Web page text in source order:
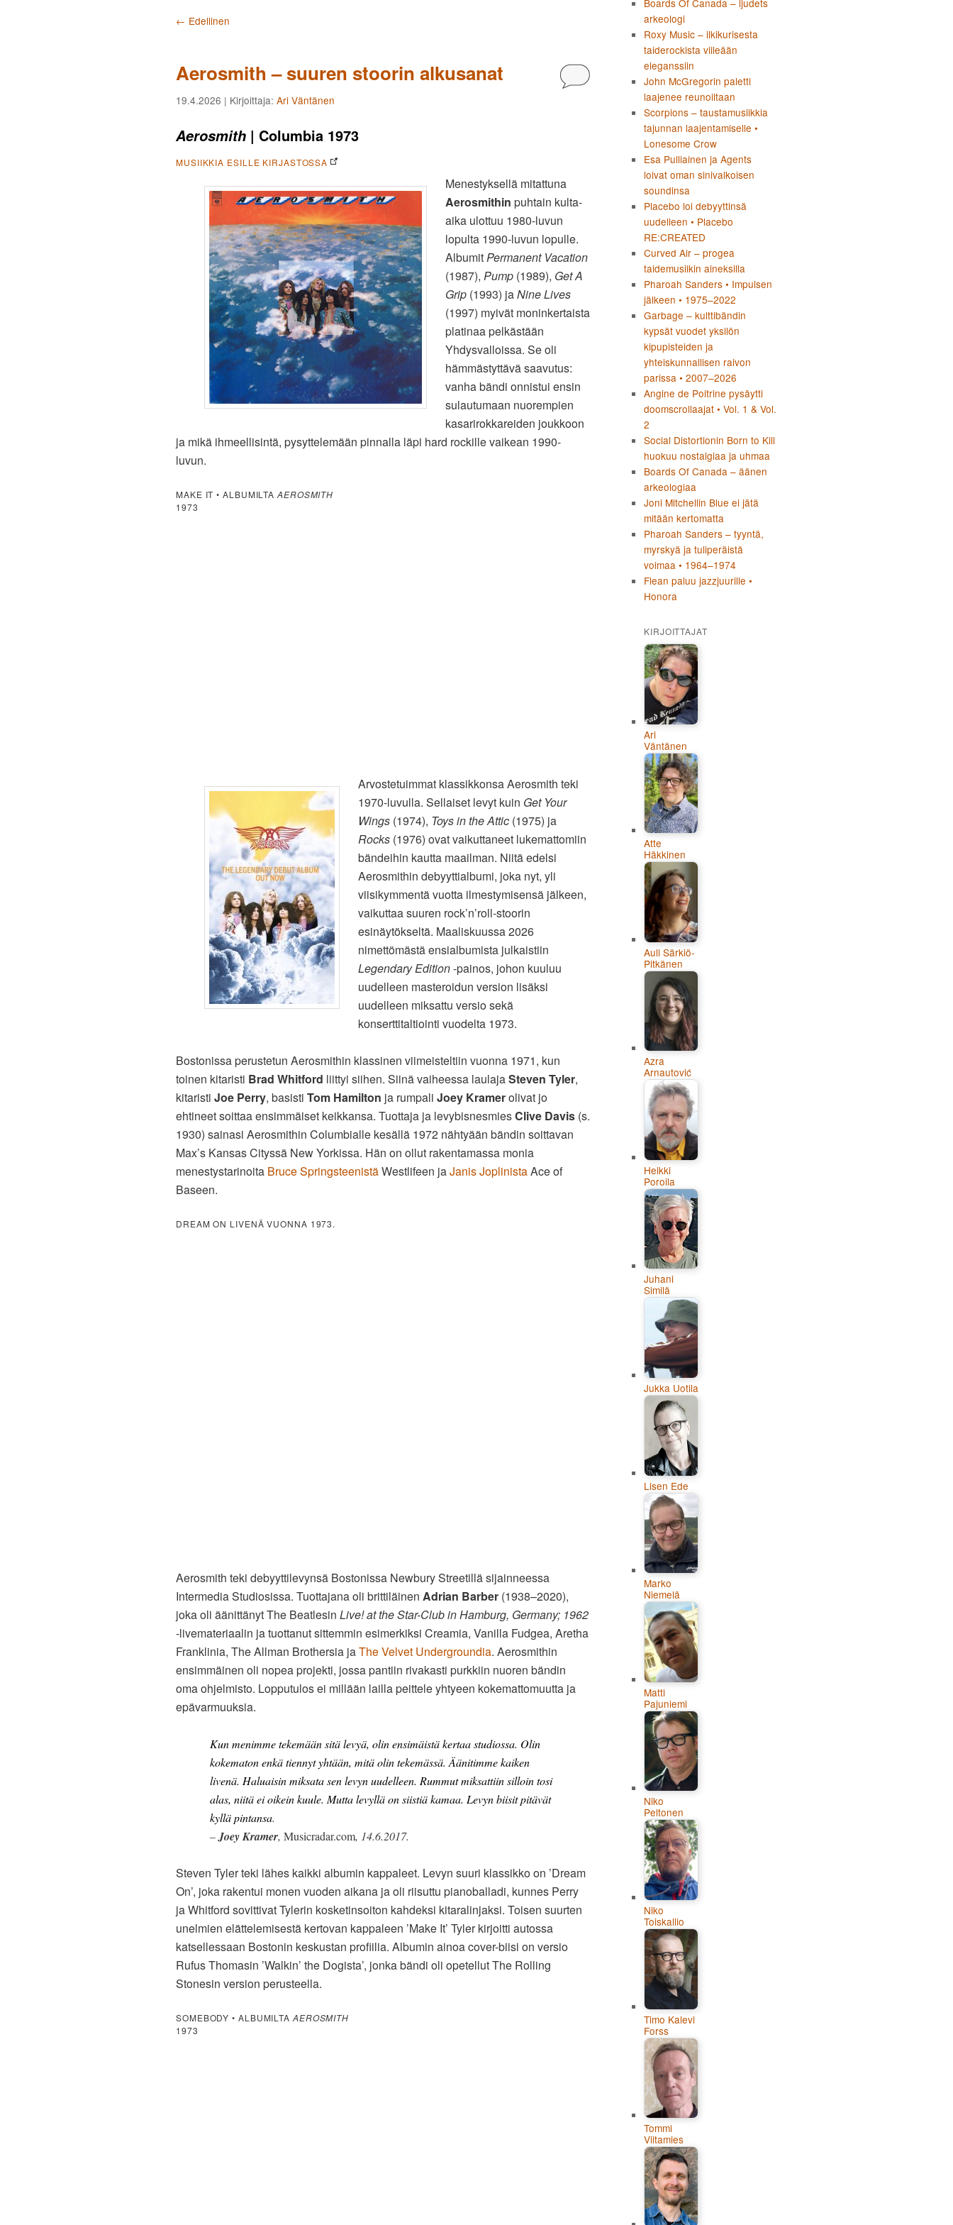
Artikkelien selaus
← Edellinen
Aerosmith – suuren stoorin alkusanat Kommentoi
19.4.2026 | Kirjoittaja: Ari Väntänen
Aerosmith | Columbia 1973
MUSIIKKIA ESILLE KIRJASTOSSA
Menestyksellä mitattuna
Aerosmithin puhtain kulta-
aika ulottuu 1980-luvun
lopulta 1990-luvun lopulle.
AlbumitPermanent Vacation
(1987), Pump (1989), Get A
Grip (1993) jaNine Lives
(1997) myivät moninkertaista
platinaa pelkästään
Yhdysvalloissa. Se oli
hämmästyttävä saavutus:
vanha bändi onnistui ensin
sulautumaan nuorempien
kasarirokkareiden joukkoon
ja mikä ihmeellisintä, pysyttelemään pinnalla läpi hard rockille vaikean 1990-
luvun.
MAKE IT • ALBUMILTA AEROSMITH
1973
Arvostetuimmat klassikkonsa Aerosmith teki
1970-luvulla. Sellaiset levyt kuin Get Your
Wings (1974), Toys in the Attic (1975) ja
Rocks (1976) ovat vaikuttaneet lukemattomiin
bändeihin kautta maailman. Niitä edelsi
Aerosmithin debyyttialbumi, joka nyt, yli
viisikymmentä vuotta ilmestymisensä jälkeen,
vaikuttaa suuren rock’n’roll-stoorin
esinäytökseltä. Maaliskuussa 2026
nimettömästä ensialbumista julkaistiin
Legendary Edition-painos, johon kuuluu
uudelleen masteroidun version lisäksi
uudelleen miksattu versio sekä
konserttitaltiointi vuodelta 1973.
Bostonissa perustetun Aerosmithin klassinen viimeisteltiin vuonna 1971, kun
toinen kitaristi Brad Whitford liittyi siihen. Siinä vaiheessa laulajaSteven Tyler,
kitaristi Joe Perry, basisti Tom Hamilton ja rumpali Joey Kramerolivat jo
ehtineet soittaa ensimmäiset keikkansa. Tuottaja ja levybisnesmiesClive Davis (s.
1930) sainasi Aerosmithin Columbialle kesällä 1972 nähtyään bändin soittavan
Max’s Kansas Cityssä New Yorkissa. Hän on ollut rakentamassa monia
menestystarinoita Bruce SpringsteenistäWestlifeen jaJanis JoplinistaAce of
Baseen.
DREAM ON LIVENÄ VUONNA 1973.
Aerosmith teki debyyttilevynsä Bostonissa Newbury Streetillä sijainneessa
Intermedia Studiosissa. Tuottajana oli brittiläinen Adrian Barber (1938–2020),
joka oli äänittänyt The Beatlesin Live! at the Star-Club in Hamburg, Germany; 1962
-livemateriaalin ja tuottanut sittemmin esimerkiksi Creamia, Vanilla Fudgea, Aretha
Franklinia, The Allman Brothersia jaThe Velvet Undergroundia. Aerosmithin
ensimmäinen oli nopea projekti, jossa pantiin rivakasti purkkiin nuoren bändin
oma ohjelmisto. Lopputulos ei millään lailla peittele yhtyeen kokemattomuutta ja
epävarmuuksia.
Kun menimme tekemään sitä levyä, olin ensimäistä kertaa studiossa. Olin
kokematon enkä tiennyt yhtään, mitä olin tekemässä. Äänitimme kaiken
livenä. Haluaisin miksata sen levyn uudelleen. Rummut miksattiin silloin tosi
alas, niitä ei oikein kuule. Mutta levyllä on siistiä kamaa. Levyn biisit pitävät
kyllä pintansa.
–Joey Kramer, Musicradar.com, 14.6.2017.
Steven Tyler teki lähes kaikki albumin kappaleet. Levyn suuri klassikko on ’Dream
On’, joka rakentui monen vuoden aikana ja oli riisuttu pianoballadi, kunnes Perry
ja Whitford sovittivat Tylerin kosketinsoiton kahdeksi kitaralinjaksi. Toisen suurten
unelmien elättelemisestä kertovan kappaleen ’Make It’ Tyler kirjoitti autossa
katsellessaan Bostonin keskustan profiilia. Albumin ainoa cover-biisi on versio
Rufus Thomasin ’Walkin’ the Dogista’, jonka bändi oli opetellut The Rolling
Stonesin version perusteella.
SOMEBODY • ALBUMILTA AEROSMITH
1973
Boards Of Canada – ljudets
arkeologi
Roxy Music – ilkikurisesta
taiderockista viileään
eleganssiin
John McGregorin paletti
laajenee reunoiltaan
Scorpions – taustamusiikkia
tajunnan laajentamiselle •
Lonesome Crow
Esa Pulliainen ja Agents
loivat oman sinivalkoisen
soundinsa
Placebo loi debyyttinsä
uudelleen • Placebo
RE:CREATED
Curved Air – progea
taidemusiikin aineksilla
Pharoah Sanders • Impulsen
jälkeen • 1975–2022
Garbage – kulttibändin
kypsät vuodet yksilön
kipupisteiden ja
yhteiskunnallisen raivon
parissa • 2007–2026
Angine de Poitrine pysäytti
doomscrollaajat • Vol. 1 & Vol.
2
Social Distortionin Born to Kill
huokuu nostalgiaa ja uhmaa
Boards Of Canada – äänen
arkeologiaa
Joni Mitchellin Blue ei jätä
mitään kertomatta
Pharoah Sanders – tyyntä,
myrskyä ja tuliperäistä
voimaa • 1964–1974
Flean paluu jazzjuurille •
Honora
KIRJOITTAJAT
Ari
Väntänen
Atte
Häkkinen
Auli Särkiö-
Pitkänen
Azra
Arnautović
Heikki
Poroila
Juhani
Similä
Jukka Uotila
Lisen Ede
Marko
Niemelä
Matti
Pajuniemi
Niko
Peltonen
Niko
Toiskallio
Timo Kalevi
Forss
Tommi
Viitamies